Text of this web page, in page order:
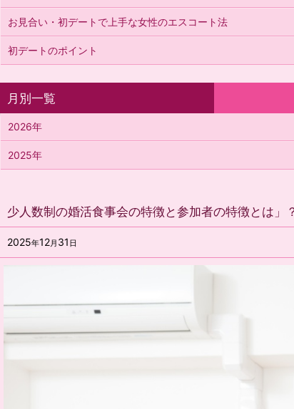
少人数制の婚活食事会の特徴と参加者の特徴とは」
2025年12月 31 日
お見合い・初デートで上手な女性のエスコート法
初デートのポイント
月別一覧
2026年
2025年